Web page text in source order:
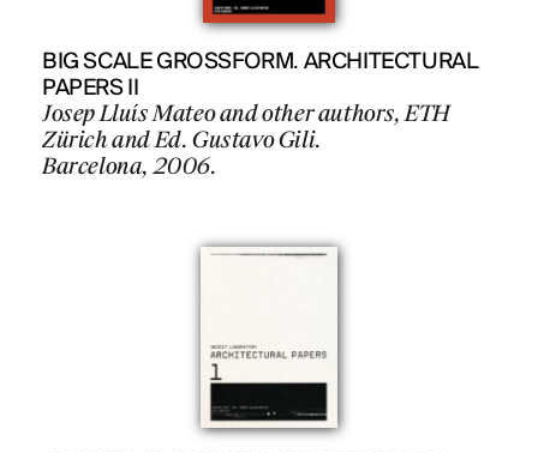
BIG SCALE GROSSFORM. ARCHITECTURAL
PAPERS II
Josep Lluís Mateo and other authors, ETH
Zürich and Ed. Gustavo Gili.
Barcelona, 2006.